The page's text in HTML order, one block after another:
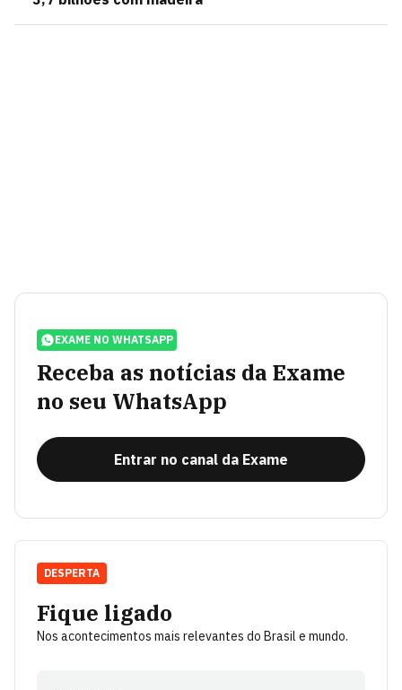
EXAME NO WHATSAPP
Receba as notícias da Exame
no seu WhatsApp
Entrar no canal da Exame
Fique ligado
Nos acontecimentos mais relevantes do Brasil e mundo.
DESPERTA